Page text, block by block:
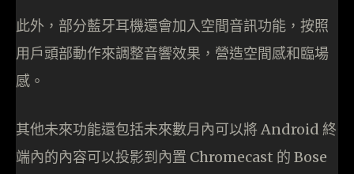
此外，部分藍牙耳機還會加入空間音訊功能，按照
用戶頭部動作來調整音響效果，營造空間感和臨場
感。
其他未來功能還包括未來數月內可以將 Android 終
端內的內容可以投影到內置 Chromecast 的 Bose